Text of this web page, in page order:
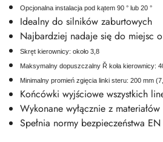
Opcjonalna instalacja pod kątem 90 ° lub 20 °
Idealny do silników zaburtowych
Najbardziej nadaje się do miejsc
Skręt kierownicy: około 3,8
Maksymalny dopuszczalny Ř koła kierownicy:
Minimalny promień zgięcia linki steru: 200 mm
Końcówki wyjściowe wszystkich
Wykonane wyłącznie z
Spełnia normy bezpieczeństwa